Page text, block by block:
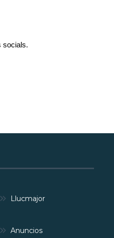
socials.
Llucmajor
Anuncios